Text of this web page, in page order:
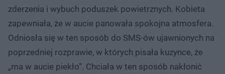
zderzenia i wybuch poduszek powietrznych. Kobieta
zapewniała, że w aucie panowała spokojna atmosfera.
Odniosła się w ten sposób do SMS-ów ujawnionych na
poprzedniej rozprawie, w których pisała kuzynce, że
„ma w aucie piekło”. Chciała w ten sposób nakłonić